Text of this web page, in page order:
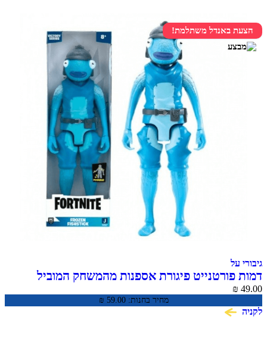
הצעת באנדל משתלמת!
גיבורי על
דמות פורטנייט פיגורת אספנות מהמשחק המוביל
Frozen Fishstick Fortnite
מחיר בחנות: ₪ 59.00
₪ 49.00
לקניה